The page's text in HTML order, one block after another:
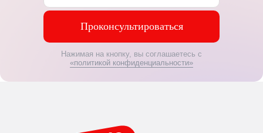
Проконсультироваться
Нажимая на кнопку, вы соглашаетесь с
«политикой конфиденциальности»